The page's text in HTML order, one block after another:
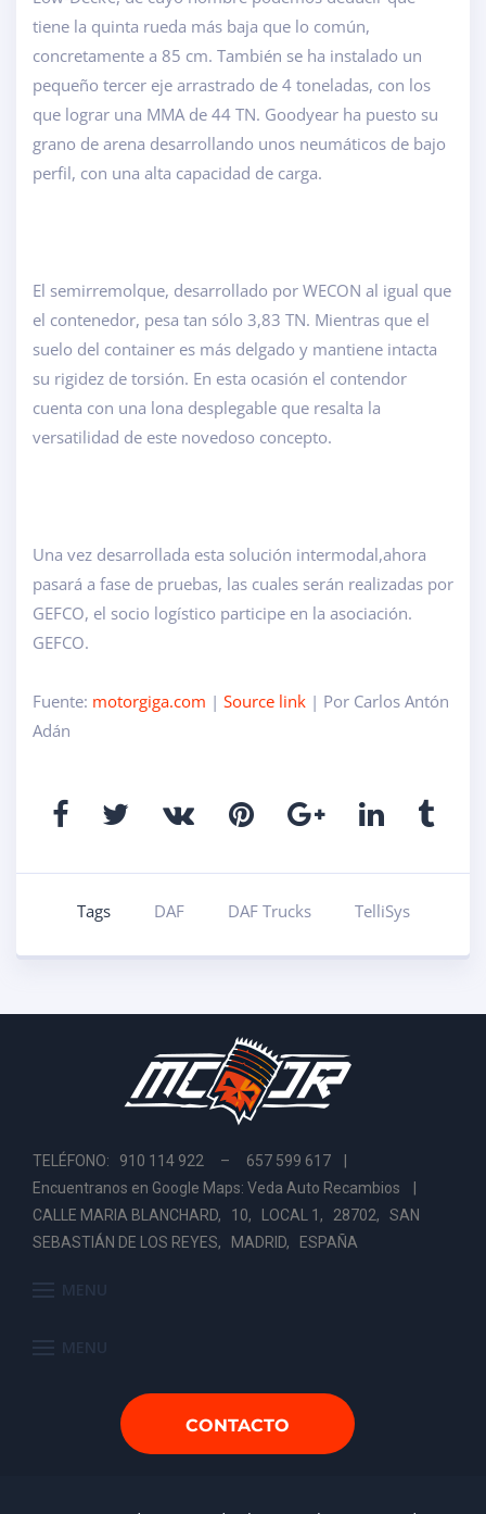
tiene la quinta rueda más baja que lo común,
concretamente a 85 cm. También se ha instalado un
pequeño tercer eje arrastrado de 4 toneladas, con los
que lograr una MMA de 44 TN. Goodyear ha puesto su
grano de arena desarrollando unos neumáticos de bajo
perfil, con una alta capacidad de carga.
El semirremolque, desarrollado por WECON al igual que
el contenedor, pesa tan sólo 3,83 TN. Mientras que el
suelo del container es más delgado y mantiene intacta
su rigidez de torsión. En esta ocasión el contendor
cuenta con una lona desplegable que resalta la
versatilidad de este novedoso concepto.
Una vez desarrollada esta solución intermodal,ahora
pasará a fase de pruebas, las cuales serán realizadas por
GEFCO, el socio logístico participe en la asociación.
GEFCO.
Fuente: motorgiga.com | Source link | Por Carlos Antón
Adán
Tags DAF DAF Trucks TelliSys
TELÉFONO: 910 114 922 – 657 599 617 |
Encuentranos en Google Maps: Veda Auto Recambios
CALLE MARIA BLANCHARD, 10, LOCAL 1, 28702, SAN
SEBASTIÁN DE LOS REYES, MADRID, ESPAÑA
MENU
MENU
CONTACTO